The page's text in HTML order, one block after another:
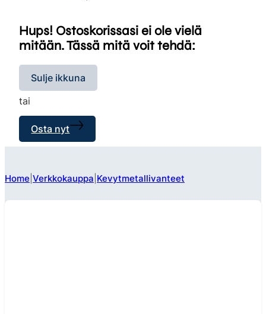
Hups! Ostoskorissasi ei ole vielä
mitään. Tässä mitä voit tehdä:
Sulje ikkuna
tai
Osta nyt
Home Verkkokauppa Kevytmetallivanteet